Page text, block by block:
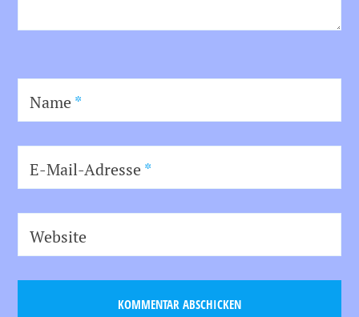
Name *
E-Mail-Adresse *
Website